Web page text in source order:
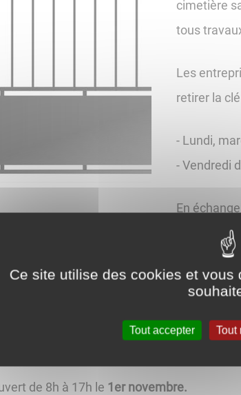
cimetière
tous
Les
retirer la
- Lundi,
​​​​​​​- Vendredi
En
de la
validité…), veuillez-vous
formulaire en cliquant ici.
de 8h à 17h le 1er novembre.
Ce site utilise des cookies et
Tout accepter Tout